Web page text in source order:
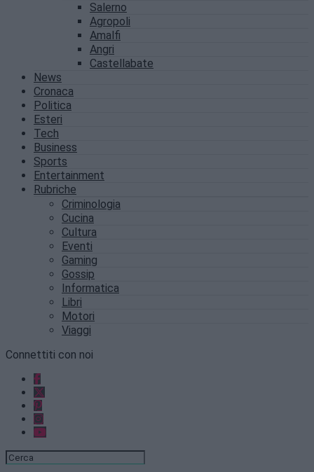
Salerno
Agropoli
Amalfi
Angri
Castellabate
News
Cronaca
Politica
Esteri
Tech
Business
Sports
Entertainment
Rubriche
Criminologia
Cucina
Cultura
Eventi
Gaming
Gossip
Informatica
Libri
Motori
Viaggi
Connettiti con noi